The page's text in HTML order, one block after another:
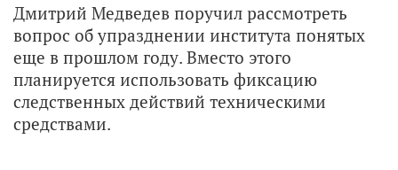
Дмитрий Медведев поручил рассмотреть
вопрос об упразднении института понятых
еще в прошлом году. Вместо этого
планируется использовать фиксацию
следственных действий техническими
средствами.